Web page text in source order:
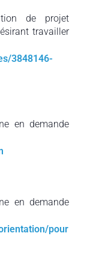
de projet
travailler
3848146-
en demande
en demande
pour